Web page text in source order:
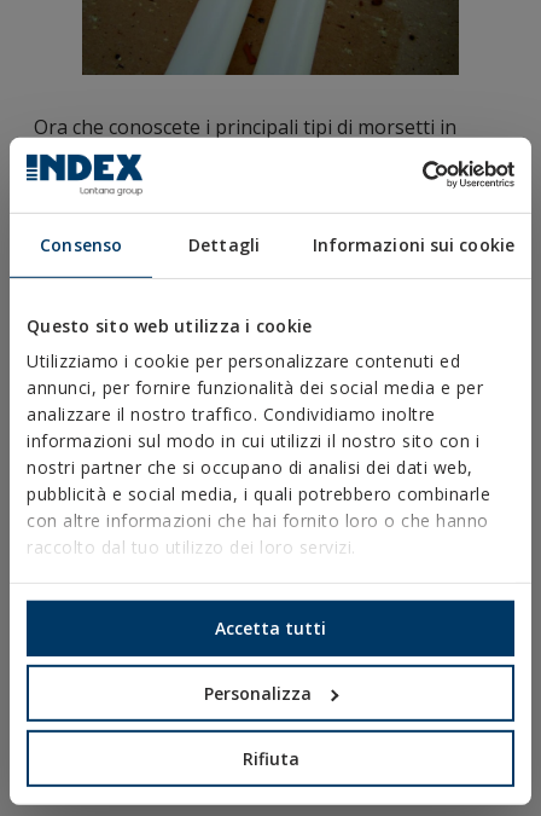
Consenso Dettagli Informazioni sui cookie
Questo sito web utilizza i cookie
Utilizziamo i cookie per personalizzare contenuti ed
annunci, per fornire funzionalità dei social media e per
analizzare il nostro traffico. Condividiamo inoltre
informazioni sul modo in cui utilizzi il nostro sito con i
nostri partner che si occupano di analisi dei dati web,
pubblicità e social media, i quali potrebbero combinarle
con altre informazioni che hai fornito loro o che hanno
raccolto dal tuo utilizzo dei loro servizi.
Accetta tutti
Personalizza
Rifiuta
Ora che conoscete i principali tipi di morsetti in
metallo e plastica, vi consigliamo di esaminare le
specifiche tecniche
di ciascuno per scegliere
quello più adatto alle vostre esigenze. Consultate le
loro caratteristiche e specifiche e optate per
materiali di qualità per il vostro progetto.
ULTIME NOTIZIE
Come evitare infiltrazioni
negli impianti
fotovoltaici: le chiavi per
garantire una copertura
impermeabile e duratura
Tutto quello che c’è da
sapere sulle clip CLV per il
tutoraggio di pomodori,
peperoni e altre colture
rampicanti
Dimentica le saldature
nelle strutture metalliche
con STRUTBOLT: il nuovo
ancorante certificato ETA
per profili cavi in acciaio